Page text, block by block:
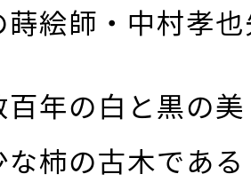
蒔絵師・中村孝
百年の白と黒の
な柿の古木であ